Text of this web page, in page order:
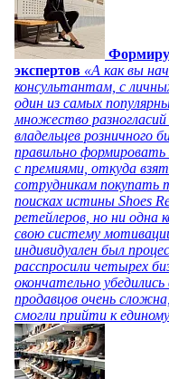
экспертов «А как вы
консультантам, с
один из самых
множество
владельцев розничного
правильно
с премиями, откуда
сотрудникам покупать
поисках истины Shoes
ретейлеров, но ни одна
свою систему
индивидуален был
расспросили четырех
окончательно
продавцов очень
смогли прийти к